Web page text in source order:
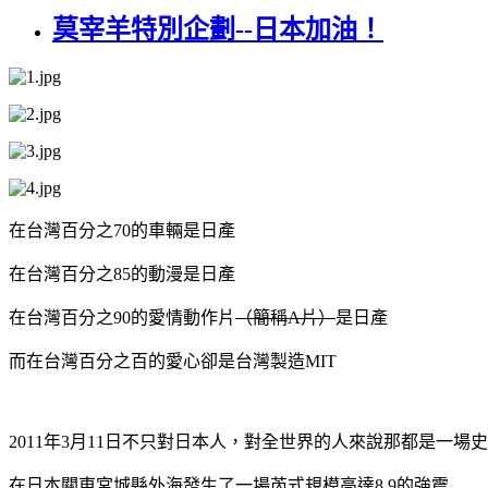
莫宰羊特別企劃--日本加油！
在台灣百分之70的車輛是日產
在台灣百分之85的動漫是日產
在台灣百分之90的愛情動作片（簡稱A片）是日產
而在台灣百分之百的愛心卻是台灣製造MIT
2011年3月11日不只對日本人，對全世界的人來說那都是一場